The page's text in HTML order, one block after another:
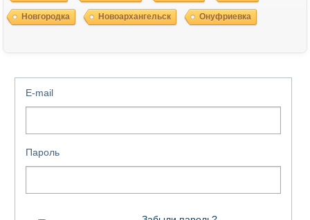
Новгородка Новоархангельск Онуфриевка
E-mail
Пароль